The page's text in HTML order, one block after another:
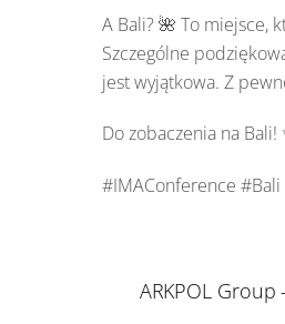
A Bali? 🌺 To miejsce,
Szczególne
jest wyjątkowa. Z
Do zobaczenia na Bali!
#IMAConference
ARKPOL